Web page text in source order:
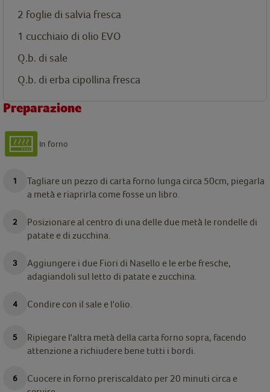
2 foglie di salvia fresca
1 cucchiaio di olio EVO
Q.b. di sale
Q.b. di erba cipollina fresca
Preparazione
In forno
Tagliare un pezzo di carta forno lunga circa 50cm, piegarla
a metà e riaprirla come fosse un libro.
Posizionare al centro di una delle due metà le rondelle di
patate e di zucchina.
Aggiungere i due Fiori di Nasello e le erbe fresche,
adagiandoli sul letto di patate e zucchina.
Condire con il sale e l'olio.
Ripiegare l'altra metà della carta forno sopra, facendo
attenzione a richiudere bene tutti i bordi.
Cuocere in forno preriscaldato per 20 minuti circa e